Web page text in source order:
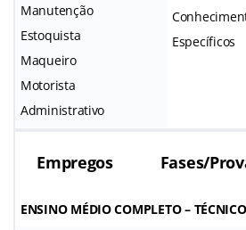
Manutenção
Estoquista
Maqueiro
Motorista
Administrativo
Específicos
Empregos Fases/
ENSINO MÉDIO COMPLETO –